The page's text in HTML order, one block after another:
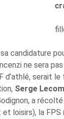
candidature
ne sera
d’athlé, serait
Serge
a
loisirs), la